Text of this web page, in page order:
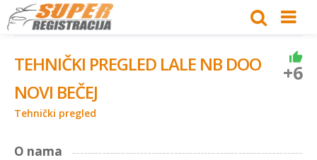
TEHNIČKI PREGLED LALE NB DOO
NOVI BEČEJ
Tehnički pregled
+6
O nama